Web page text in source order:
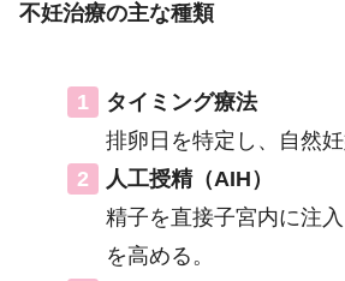
不妊治療の主な種類
タイミング療法
排卵日を特定し、自然妊
人工授精（AIH）
精子を直接子宮内に注
を高める。